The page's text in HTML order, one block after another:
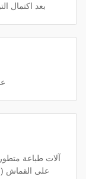
بعد اكتمال
آلات طباعة
على القماش (DTG)، وطباعة مباشرة على الفيلم (DTF)